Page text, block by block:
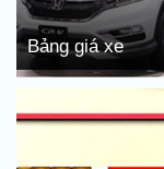
Bảng giá xe